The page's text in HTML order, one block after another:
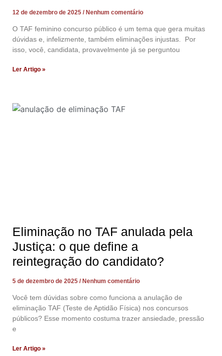
12 de dezembro de 2025 Nenhum comentário
O TAF feminino concurso público é um tema que gera muitas
dúvidas e, infelizmente, também eliminações injustas. Por
isso, você, candidata, provavelmente já se perguntou
Ler Artigo »
Eliminação no TAF anulada pela
Justiça: o que define a
reintegração do candidato?
5 de dezembro de 2025 Nenhum comentário
Você tem dúvidas sobre como funciona a anulação de
eliminação TAF (Teste de Aptidão Física) nos concursos
públicos? Esse momento costuma trazer ansiedade, pressão
e
Ler Artigo »